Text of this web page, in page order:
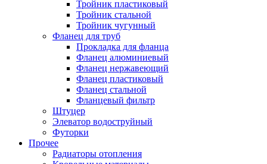
Тройник пластиковый
Тройник стальной
Тройник чугунный
Фланец для труб
Прокладка для фланца
Фланец алюминиевый
Фланец нержавеющий
Фланец пластиковый
Фланец стальной
Фланцевый фильтр
Штуцер
Элеватор водоструйный
Футорки
Прочее
Радиаторы отопления